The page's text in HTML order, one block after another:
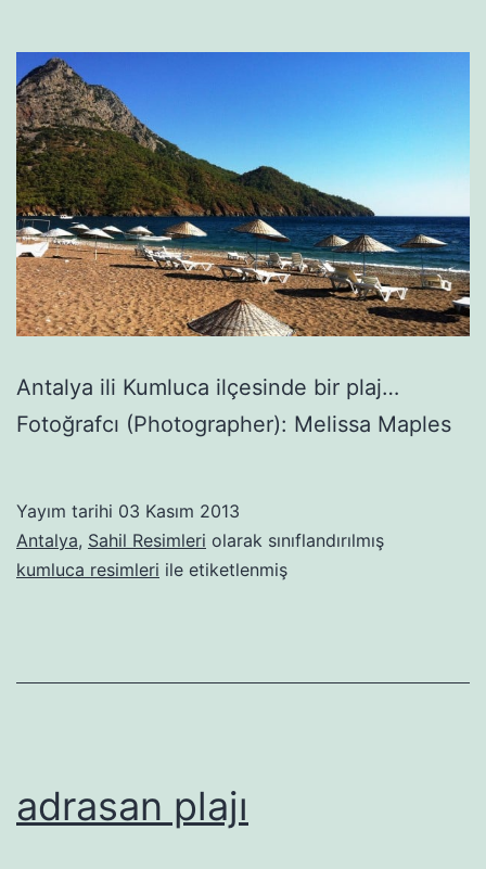
Antalya ili Kumluca ilçesinde bir plaj…
Fotoğrafcı (Photographer): Melissa Maples
Yayım tarihi 03 Kasım 2013
Antalya, Sahil Resimleri olarak sınıflandırılmış
kumluca resimleri ile etiketlenmiş
adrasan plajı